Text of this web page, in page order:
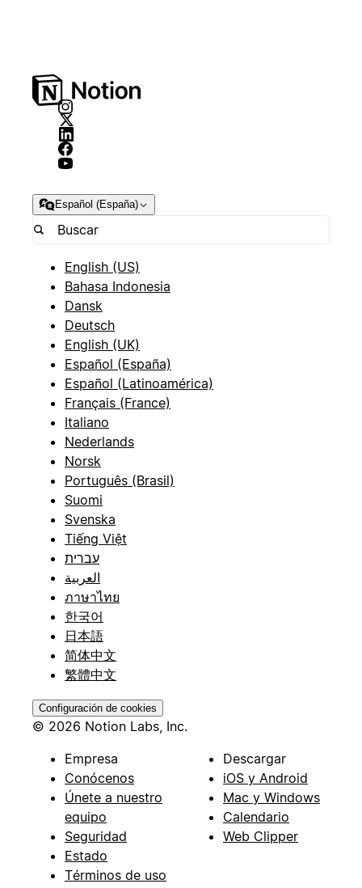
Español (España)
English (US)
Bahasa Indonesia
Dansk
Deutsch
English (UK)
Español (España)
Español (Latinoamérica)
Français (France)
Italiano
Nederlands
Norsk
Português (Brasil)
Suomi
Svenska
Tiếng Việt
עברית
العربية
ภาษาไทย
한국어
日本語
简体中文
繁體中文
Configuración de cookies
© 2026 Notion Labs, Inc.
Empresa
Conócenos
Únete a nuestro
equipo
Seguridad
Estado
Términos de uso
Descargar
iOS y Android
Mac y Windows
Calendario
Web Clipper